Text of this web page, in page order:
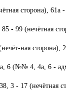
сторона), 61а
- 99 (нечётная
ная сторона),
6 (№№ 4, 4а, 6 -
3 - 17 (нечётная